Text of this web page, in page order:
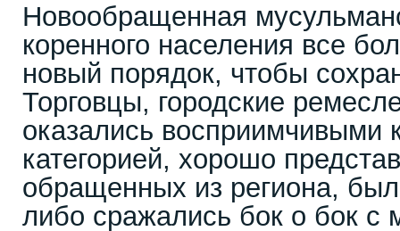
Новообращенная
коренного населения все
новый порядок, чтобы
Торговцы, городские
оказались восприимчивыми
категорией, хорошо
обращенных из региона,
либо сражались бок о бок с